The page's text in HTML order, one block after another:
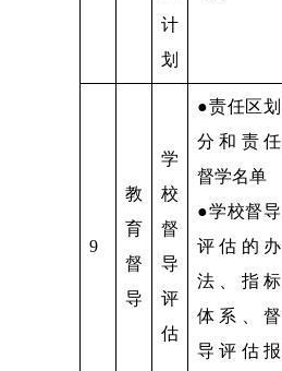
计
划
9
教
育
督
导
学
校
督
导
评
估
●责任区划
分和责任
督学名单
●学校督导
评估的办
法、指标
体系、督
导评估报